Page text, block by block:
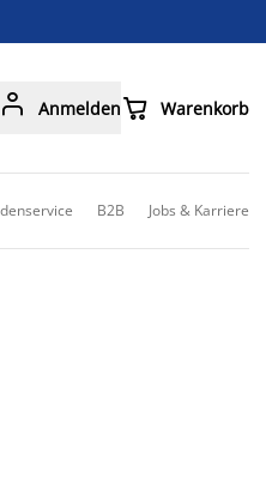
 Anmelden Warenkorb
B2B Jobs & Karriere